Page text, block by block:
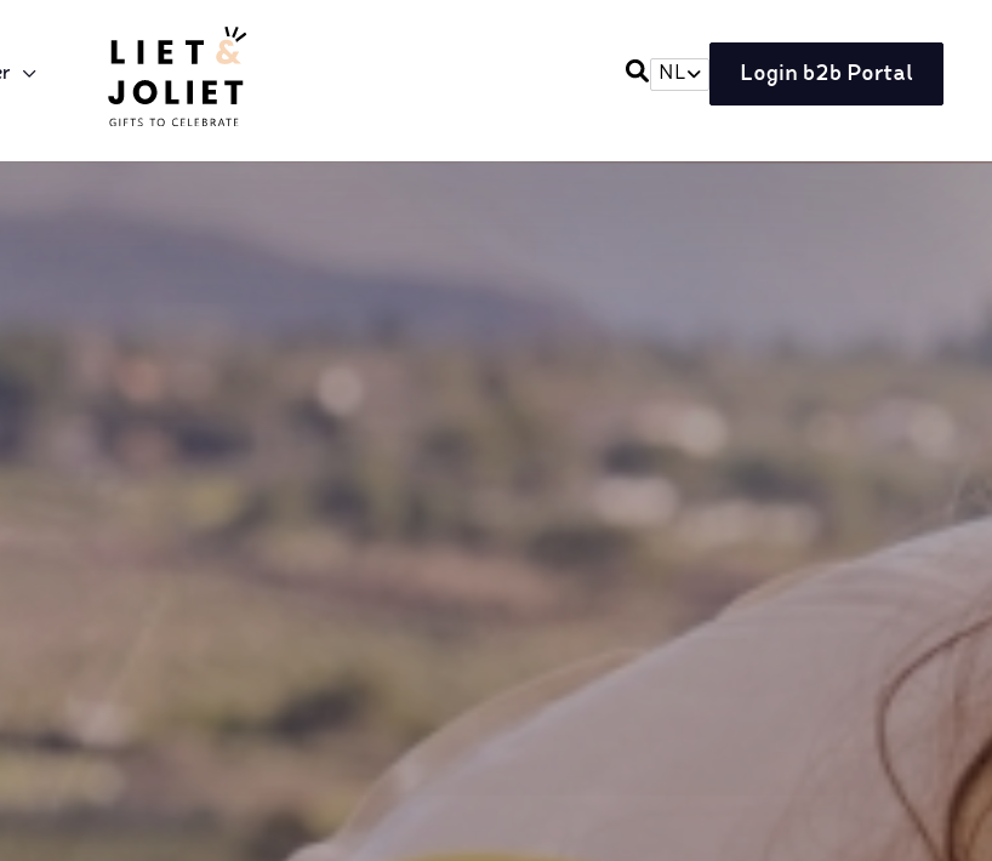
NL Login b2b Portal